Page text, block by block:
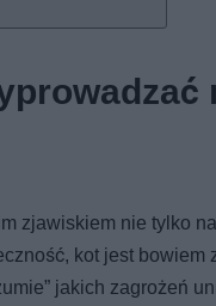
zjawiskiem nie tylko
kot jest
jakich zagrożeń